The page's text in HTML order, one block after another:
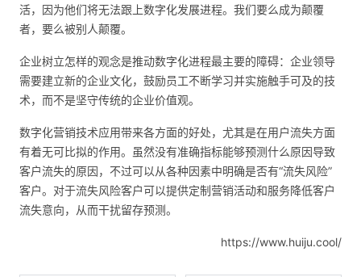
活，因为他们将无法跟上数字化发展进程。我们要么成为颠覆
者，要么被别人颠覆。
企业树立怎样的观念是推动数字化进程最主要的障碍：企业领导
需要建立新的企业文化，鼓励员工不断学习并实施触手可及的技
术，而不是坚守传统的企业价值观。
数字化营销技术应用带来各方面的好处，尤其是在用户流失方面
有着无可比拟的作用。虽然没有准确指标能够预测什么原因导致
客户流失的原因，不过可以从各种因素中明确是否有“流失风险”
客户。对于流失风险客户可以提供定制营销活动和服务降低客户
流失意向，从而干扰留存预测。
https://www.huiju.cool/